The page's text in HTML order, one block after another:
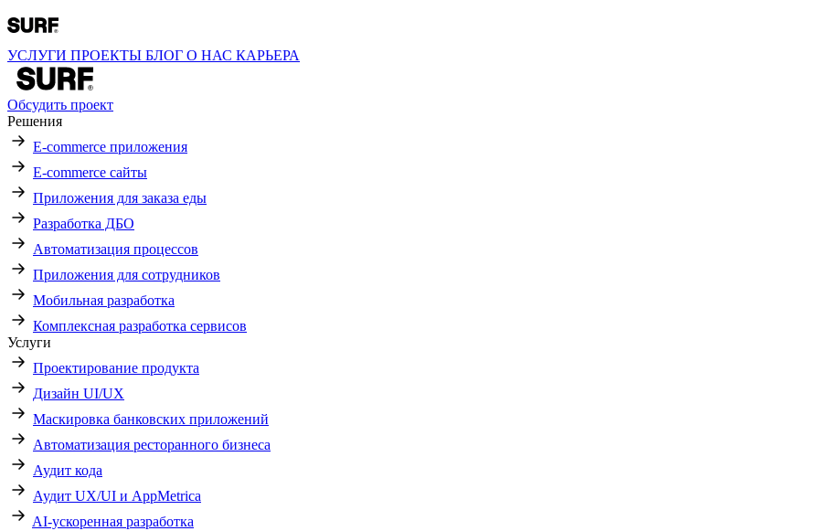
УСЛУГИ ПРОЕКТЫ БЛОГ О НАС КАРЬЕРА
Обсудить проект
Решения
E-commerce приложения
E-commerce сайты
Приложения для заказа еды
Разработка ДБО
Автоматизация процессов
Приложения для сотрудников
Мобильная разработка
Комплексная разработка сервисов
Услуги
Проектирование продукта
Дизайн UI/UX
Маскировка банковских приложений
Автоматизация ресторанного бизнеса
Аудит кода
Аудит UX/UI и AppMetrica
AI-ускоренная разработка